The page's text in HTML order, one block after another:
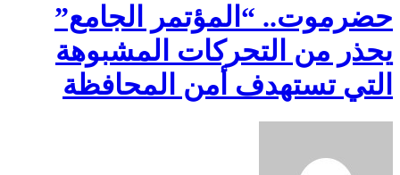
حضرموت.. “المؤتمر الجامع”
يحذر من التحركات المشبوهة
التي تستهدف أمن المحافظة